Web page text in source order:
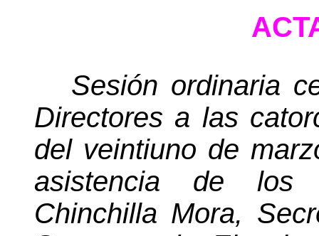
Sesión ordinaria
Directores a las
del veintiuno de
asistencia de los
Chinchilla Mora,